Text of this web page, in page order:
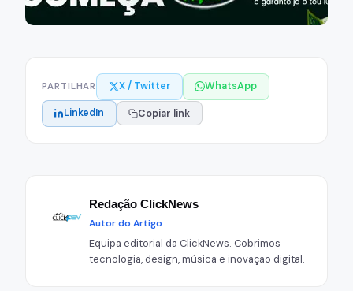
PARTILHAR X / Twitter WhatsApp
LinkedIn Copiar link
Redação ClickNews
Autor do Artigo
Equipa editorial da ClickNews. Cobrimos
tecnologia, design, música e inovação digital.